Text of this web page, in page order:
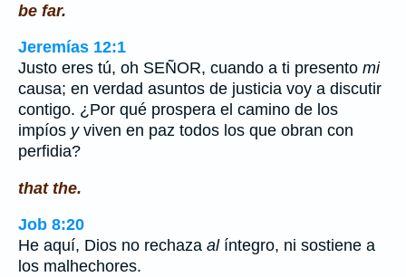
be far.
Jeremías 12:1
Justo eres tú, oh SEÑOR, cuando a ti presento mi
causa; en verdad asuntos de justicia voy a discutir
contigo. ¿Por qué prospera el camino de los
impíos yviven en paz todos los que obran con
perfidia?
that the.
Job 8:20
He aquí, Dios no rechaza alíntegro, ni sostiene a
los malhechores.